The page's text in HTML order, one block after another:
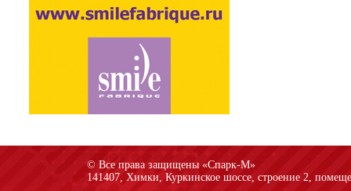
© Все права защищены «Спарк-M»
141407, Химки, Куркинское шоссе, строение 2,